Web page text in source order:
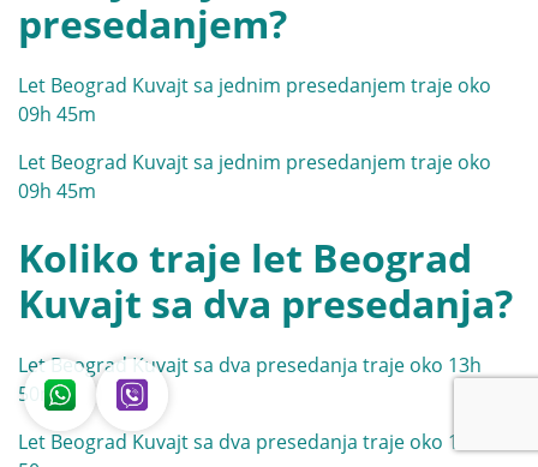
presedanjem?
Let Beograd Kuvajt sa jednim presedanjem traje oko
09h 45m
Let Beograd Kuvajt sa jednim presedanjem traje oko
09h 45m
Koliko traje let Beograd
Kuvajt sa dva presedanja?
Let Beograd Kuvajt sa dva presedanja traje oko 13h
50m
Let Beograd Kuvajt sa dva presedanja traje oko 13h